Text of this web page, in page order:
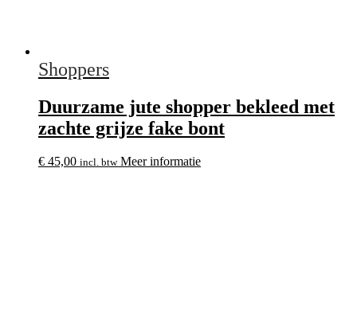
Shoppers
Duurzame jute shopper bekleed met
zachte grijze fake bont
€ 45,00 incl. btw Meer informatie